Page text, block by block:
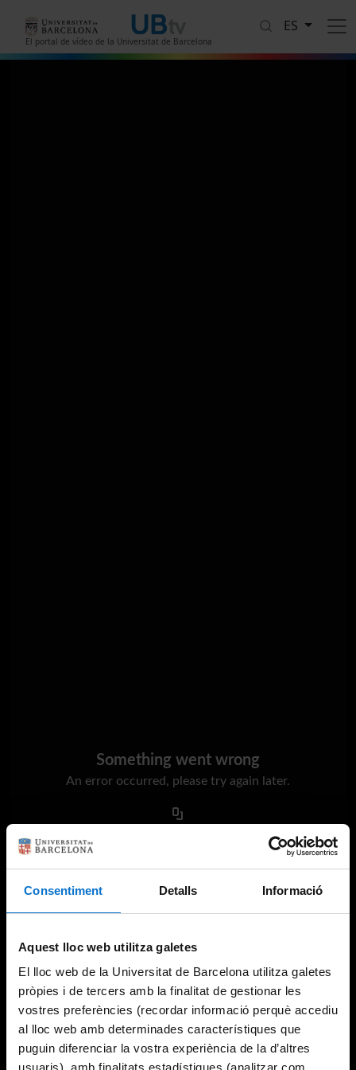
Consentiment Detalls Informació
Aquest lloc web utilitza galetes
El lloc web de la Universitat de Barcelona utilitza galetes
pròpies i de tercers amb la finalitat de gestionar les
vostres preferències (recordar informació perquè accediu
al lloc web amb determinades característiques que
puguin diferenciar la vostra experiència de la d’altres
usuaris), amb finalitats estadístiques (analitzar com
El portal de vídeo de la Universitat de Barcelona
ES
Something went wrong
An error occurred, please try again later.